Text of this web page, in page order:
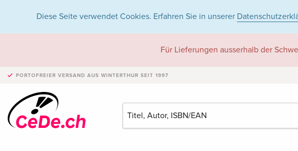
Diese Seite verwendet Cookies. Erfahren Sie in unserer
Für Lieferungen ausserhalb der
PORTOFREIER VERSAND AUS WINTERTHUR SEIT 1997